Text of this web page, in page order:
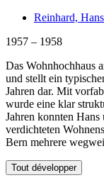
Reinhard,
1957 – 1958
Das Wohnhochhaus
und stellt ein
Jahren dar. Mit
wurde eine klar
Jahren konnten
verdichteten
Bern mehrere
Tout développer